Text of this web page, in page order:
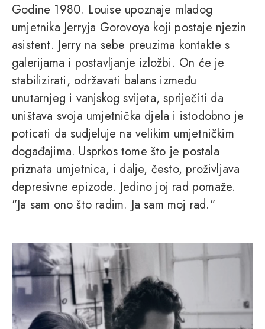
Godine 1980. Louise upoznaje mladog
umjetnika Jerryja Gorovoya koji postaje njezin
asistent. Jerry na sebe preuzima kontakte s
galerijama i postavljanje izložbi. On će je
stabilizirati, održavati balans između
unutarnjeg i vanjskog svijeta, spriječiti da
uništava svoja umjetnička djela i istodobno je
poticati da sudjeluje na velikim umjetničkim
događajima. Usprkos tome što je postala
priznata umjetnica, i dalje, često, proživljava
depresivne epizode. Jedino joj rad pomaže.
"Ja sam ono što radim. Ja sam moj rad."